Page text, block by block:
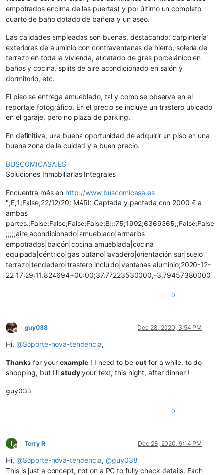
empotrados encima de las puertas) y por último un completo
cuarto de baño dotado de bañera y un aseo.
Las calidades empleadas son buenas, destacando: carpintería
exteriores de aluminio con contraventanas de hierro, solería de
terrazo en toda la vivienda, alicatado de gres porcelánico en
baños y cocina, splits de aire acondicionado en salón y
dormitorio, etc.
El piso se entrega amueblado, tal y como se observa en el
reportaje fotográfico. En el precio se incluye un trastero ubicado
en el garaje, pero no plaza de parking.
En definitiva, una buena oportunidad de adquirir un piso en una
buena zona de la cuidad y a buen precio.
BUSCOMICASA.ES
Soluciones Inmobiliarias Integrales
Encuentra más en http://www.buscomicasa.es
";E;1;False;22/12/20: MARI: Captada y pactada con 2000 € a
ambas
partes.;False;False;False;False;B;;;75;1992;6369365;;False;False
;;;;;aire acondicionado|amueblado|armarios
empotrados|balcón|cocina amueblada|cocina
equipada|céntrico|gas butano|lavadero|orientación sur|suelo
terrazo|tendedero|trastero incluido|ventanas aluminio;2020-12-
22 17:29:11.824694+00:00;37.77223530000,-3.79457380000
0
Offline
guy038 Dec 28, 2020, 3:54 PM
Hi, @Soporte-nova-tendencia,
Thanks for your example ! I need to be out for a while, to do
shopping, but I’ll study your text, this night, after dinner !
guy038
0
T
Offline
Terry R Dec 28, 2020, 9:14 PM
Hi, @Soporte-nova-tendencia, @guy038
This is just a concept, not on a PC to fully check details. Each